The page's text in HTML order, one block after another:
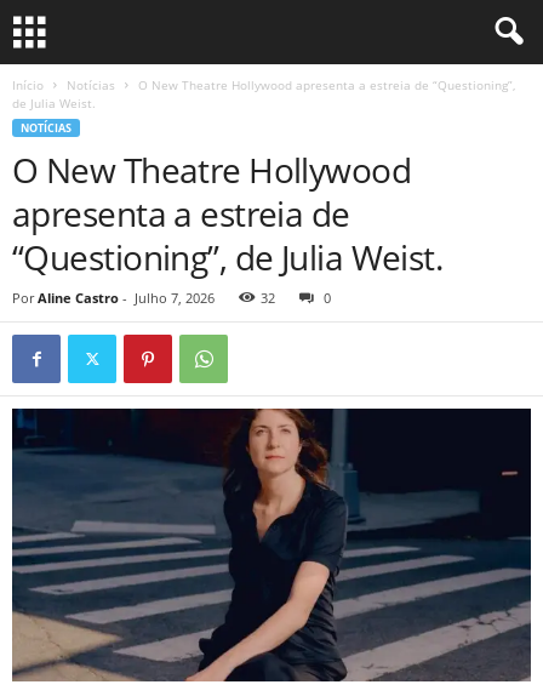
Início Notícias
O New Theatre Hollywood apresenta a estreia de “Questioning”,
de Julia Weist.
NOTÍCIAS
O New Theatre Hollywood
apresenta a estreia de
“Questioning”, de Julia Weist.
Por Aline Castro - Julho 7, 2026 32 0